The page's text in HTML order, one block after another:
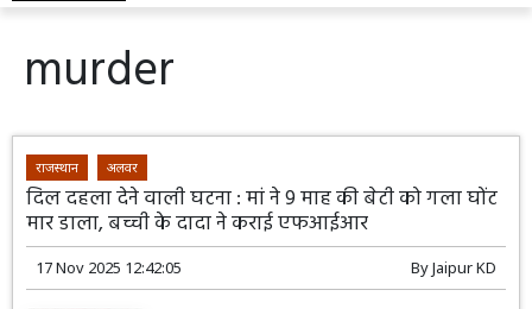
murder
राजस्थान अलवर
दिल दहला देने वाली घटना : मां ने 9 माह की बेटी को गला घोंट
मार डाला, बच्ची के दादा ने कराई एफआईआर
17 Nov 2025 12:42:05 ByJaipur KD